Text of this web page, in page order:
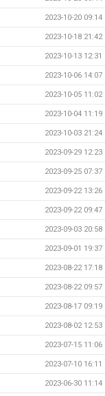
2023-10-20 09:14
2023-10-18 21:42
2023-10-13 12:31
2023-10-06 14:07
2023-10-05 11:02
2023-10-04 11:19
2023-10-03 21:24
2023-09-29 12:23
2023-09-25 07:37
2023-09-22 13:26
2023-09-22 09:47
2023-09-03 20:58
2023-09-01 19:37
2023-08-22 17:18
2023-08-22 09:57
2023-08-17 09:19
2023-08-02 12:53
2023-07-15 11:06
2023-07-10 16:11
2023-06-30 11:14